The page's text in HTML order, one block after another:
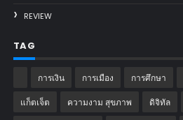
REVIEW
TAG
การเงิน การเมือง การศึกษา
แก็ตเจ็ต ความงาม สุขภาพ ดิจิทัล